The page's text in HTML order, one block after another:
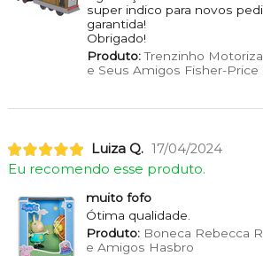
super indico para novos
garantida!
Obrigado!
Produto:Trenzinho
e Seus Amigos Fisher-
Luiza Q. 17/04/2024
Eu recomendo esse produto.
muito fofo
Ótima qualidade.
Produto:Boneca Rebecca
e Amigos Hasbro